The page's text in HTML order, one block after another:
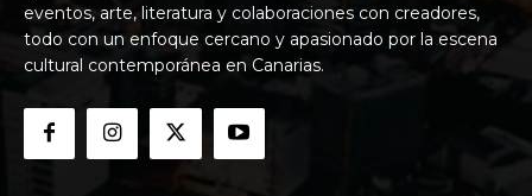
eventos, arte, literatura y colaboraciones con creadores,
todo con un enfoque cercano y apasionado por la escena
cultural contemporánea en Canarias.